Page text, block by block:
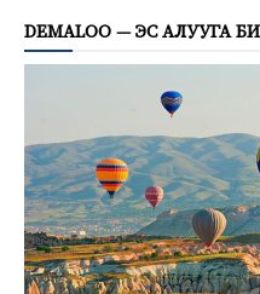
DEMALOO — ЭС АЛУУГА